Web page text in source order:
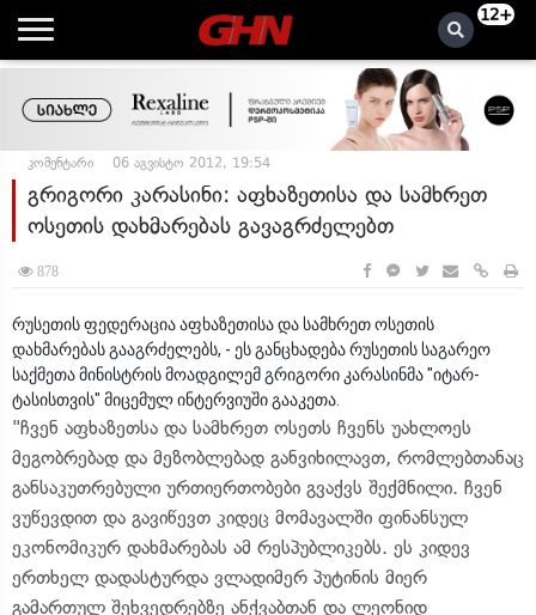
12+
კომენტარი 06 აგვისტო 2012, 19:54
გრიგორი კარასინი: აფხაზეთისა და სამხრეთ
ოსეთის დახმარებას გავაგრძელებთ
878
რუსეთის ფედერაცია აფხაზეთისა და სამხრეთ ოსეთის
დახმარებას გააგრძელებს, - ეს განცხადება რუსეთის საგარეო
საქმეთა მინისტრის მოადგილემ გრიგორი კარასინმა "იტარ-
ტასისთვის" მიცემულ ინტერვიუში გააკეთა.
"ჩვენ აფხაზეთსა და სამხრეთ ოსეთს ჩვენს უახლოეს
მეგობრებად და მეზობლებად განვიხილავთ, რომლებთანაც
განსაკუთრებული ურთიერთობები გვაქვს შექმნილი. ჩვენ
ვუწევდით და გავიწევთ კიდეც მომავალში ფინანსულ
ეკონომიკურ დახმარებას ამ რესპუბლიკებს. ეს კიდევ
ერთხელ დადასტურდა ვლადიმერ პუტინის მიერ
გამართულ შეხვედრებზე ანქვაბთან და ლეონიდ